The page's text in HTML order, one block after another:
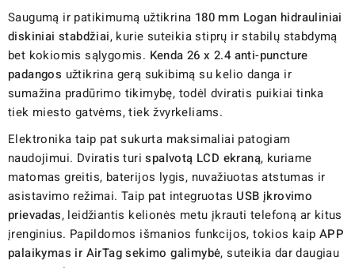
Saugumą ir patikimumą užtikrina 180 mm Logan hidrauliniai
diskiniai stabdžiai, kurie suteikia stiprų ir stabilų stabdymą
bet kokiomis sąlygomis. Kenda 26 x 2.4 anti-puncture
padangos užtikrina gerą sukibimą su kelio danga ir
sumažina pradūrimo tikimybę, todėl dviratis puikiai tinka
tiek miesto gatvėms, tiek žvyrkeliams.
Elektronika taip pat sukurta maksimaliai patogiam
naudojimui. Dviratis turispalvotą LCD ekraną, kuriame
matomas greitis, baterijos lygis, nuvažiuotas atstumas ir
asistavimo režimai. Taip pat integruotas USB įkrovimo
prievadas, leidžiantis kelionės metu įkrauti telefoną ar kitus
įrenginius. Papildomos išmanios funkcijos, tokios kaip APP
palaikymas ir AirTag sekimo galimybė, suteikia dar daugiau